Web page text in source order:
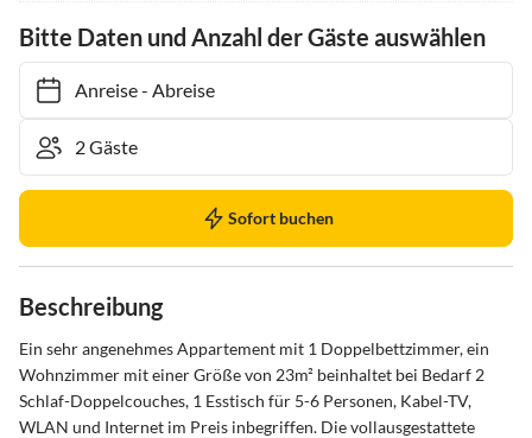
Bitte Daten und Anzahl der Gäste auswählen
Anreise- Abreise
Sofort buchen
Beschreibung
Ein sehr angenehmes Appartement mit 1 Doppelbettzimmer, ein
Wohnzimmer mit einer Größe von 23m² beinhaltet bei Bedarf 2
Schlaf-Doppelcouches, 1 Esstisch für 5-6 Personen, Kabel-TV,
WLAN und Internet im Preis inbegriffen. Die vollausgestattete